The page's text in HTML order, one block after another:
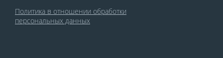
Политика в отношении обработки
персональных данных